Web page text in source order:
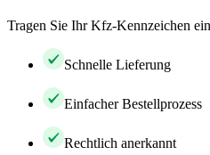
Tragen Sie Ihr Kfz-Kennzeichen
Schnelle Lieferung
Einfacher Bestellprozess
Rechtlich anerkannt